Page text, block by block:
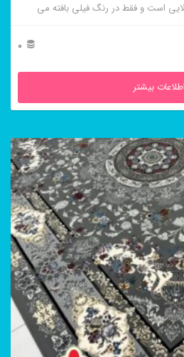
است و فقط در رنگ فیلی بافته می
0
اطلاعات بیشتر